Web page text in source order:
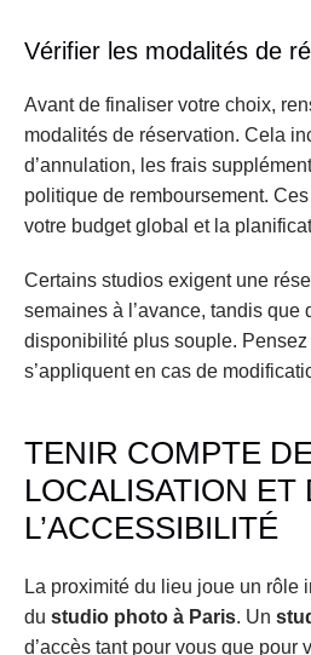
Vérifier les modalités de
Avant de finaliser votre choix,
modalités de réservation. Cela
d’annulation, les frais
politique de remboursement.
votre budget global et la
Certains studios exigent une
semaines à l’avance, tandis que
disponibilité plus souple.
s’appliquent en cas de
TENIR COMPTE
LOCALISATION ET
L’ACCESSIBILITÉ
La proximité du lieu joue un rôle
du studio photo à Paris. Un
d’accès tant pour vous que pour